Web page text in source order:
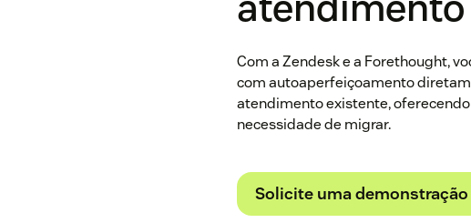
Com a Zendesk e a Forethought,
com autoaperfeiçoamento
atendimento existente,
necessidade de migrar.
Solicite uma